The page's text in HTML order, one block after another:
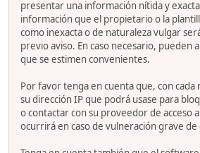
presentar una información nítida y
información que el propietario o la
como inexacta o de naturaleza vulgar
previo aviso. En caso necesario, pueden
que se estimen convenientes.
Por favor tenga en cuenta que, con cada
su dirección IP que podrá usase para
o contactar con su proveedor de acceso
ocurrirá en caso de vulneración grave